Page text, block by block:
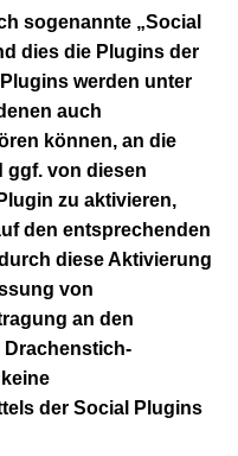
sogenannte „Social
dies die Plugins der
werden unter
auch
können, an die
ggf. von diesen
zu aktivieren,
den entsprechenden
diese Aktivierung
von
an den
Drachenstich-
der Social Plugins